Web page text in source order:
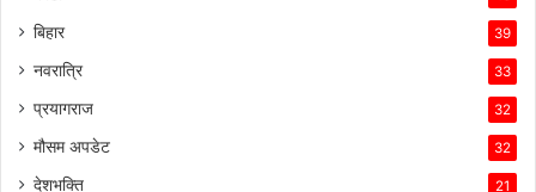
बिहार 39
नवरात्रि 33
प्रयागराज 32
मौसम अपडेट 32
देशभक्ति 21